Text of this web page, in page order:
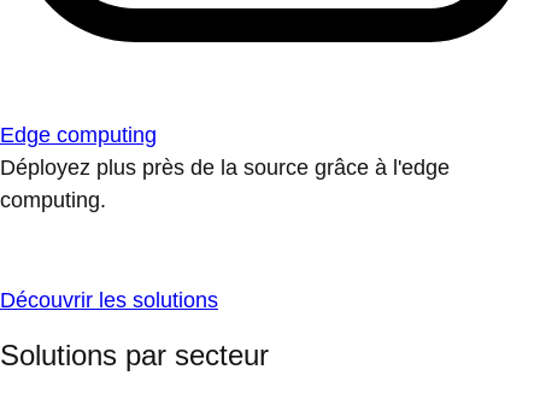
Edge computing
Déployez plus près de la source grâce à l'edge
computing.
Découvrir les solutions
Solutions par secteur